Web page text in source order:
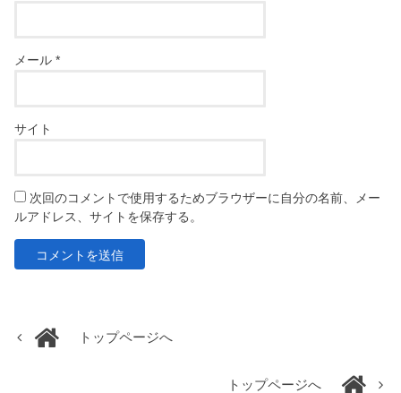
メール*
サイト
次回のコメントで使用するためブラウザーに自分の名前、メー
ルアドレス、サイトを保存する。
トップページへ
トップページへ